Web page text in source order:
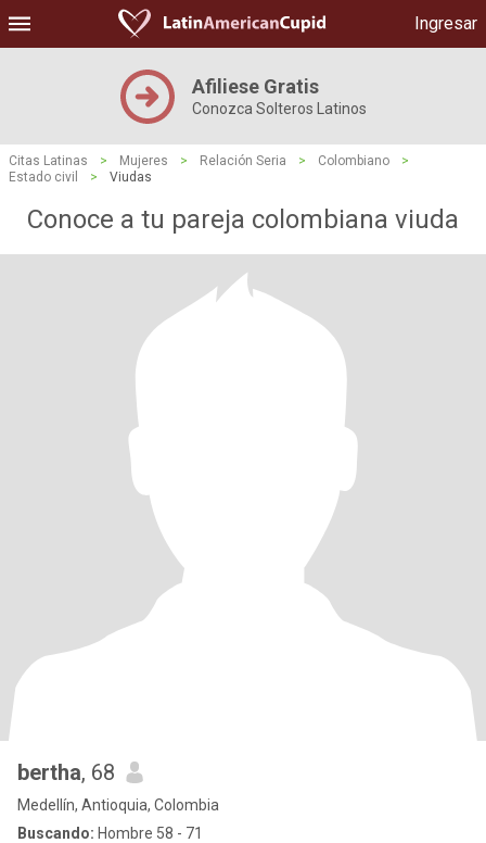
Ingresar
Afiliese Gratis
Conozca Solteros Latinos
Citas Latinas > Mujeres > Relación Seria > Colombiano
>
Estado civil
> Viudas
Conoce a tu pareja colombiana viuda
bertha, 68
Medellín, Antioquia, Colombia
Buscando: Hombre 58 - 71